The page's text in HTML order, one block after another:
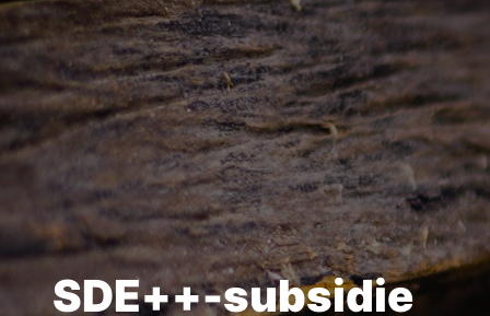
ons
Wat
we
doen
Innovatie- en
SDE++-subsidie